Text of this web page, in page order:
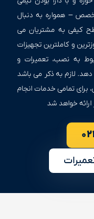
– همواره به دنبال
کیفی به مشتریان می
و کاملترین تجهیزات
به نصب، تعمیرات و
لازم به ذکر می باشد
تمامی خدمات انجام
خواهد شد